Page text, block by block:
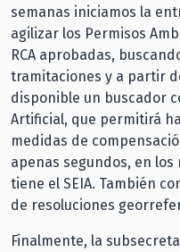
semanas iniciamos la
agilizar los Permisos
RCA aprobadas,
tramitaciones y a partir
disponible un buscador
Artificial, que permitirá
medidas de
apenas segundos, en
tiene el SEIA. También
de resoluciones
Finalmente, la